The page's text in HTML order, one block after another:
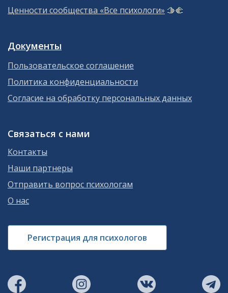
Ценности сообщества «Все психологи» 🫱‍🫲
Документы
Пользовательское соглашение
Политика конфиденциальности
Согласие на обработку персональных данных
Связаться с нами
Контакты
Наши партнеры
Отправить вопрос психологам
О нас
Регистрация для психологов